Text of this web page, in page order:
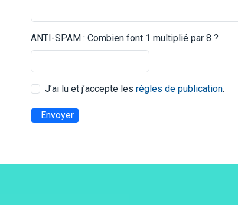
ANTI-SPAM : Combien font 1 multiplié par 8 ?
J’ai lu et j’accepte les règles de publication.
Envoyer